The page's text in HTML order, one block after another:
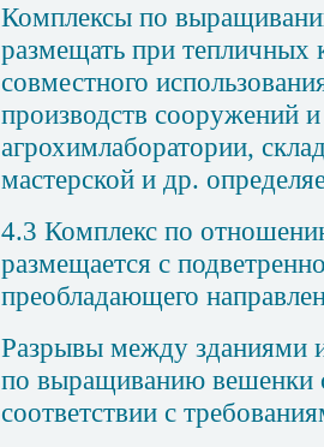
Комплексы по
размещать при тепличных
совместного
производств сооружений
агрохимлаборатории,
мастерской и др.
4.3 Комплекс по
размещается с
преобладающего
Разрывы между зданиями
по выращиванию вешенки
соответствии с